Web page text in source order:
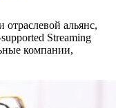
альянс,
Streaming
компании,